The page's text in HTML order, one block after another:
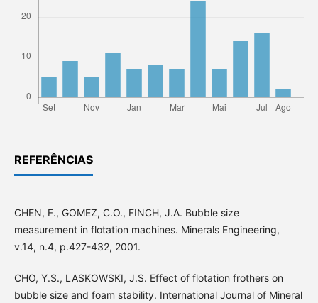
REFERÊNCIAS
CHEN, F., GOMEZ, C.O., FINCH, J.A. Bubble size
measurement in flotation machines. Minerals Engineering,
v.14, n.4, p.427-432, 2001.
CHO, Y.S., LASKOWSKI, J.S. Effect of flotation frothers on
bubble size and foam stability. International Journal of Mineral